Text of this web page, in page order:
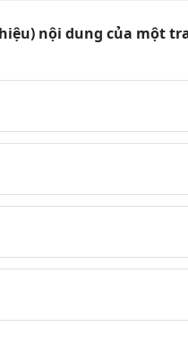
nội dung của một